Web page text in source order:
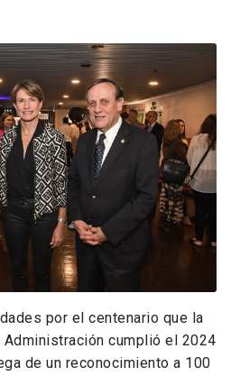
por el centenario que la
Administración cumplió el 2024
de un reconocimiento a 100